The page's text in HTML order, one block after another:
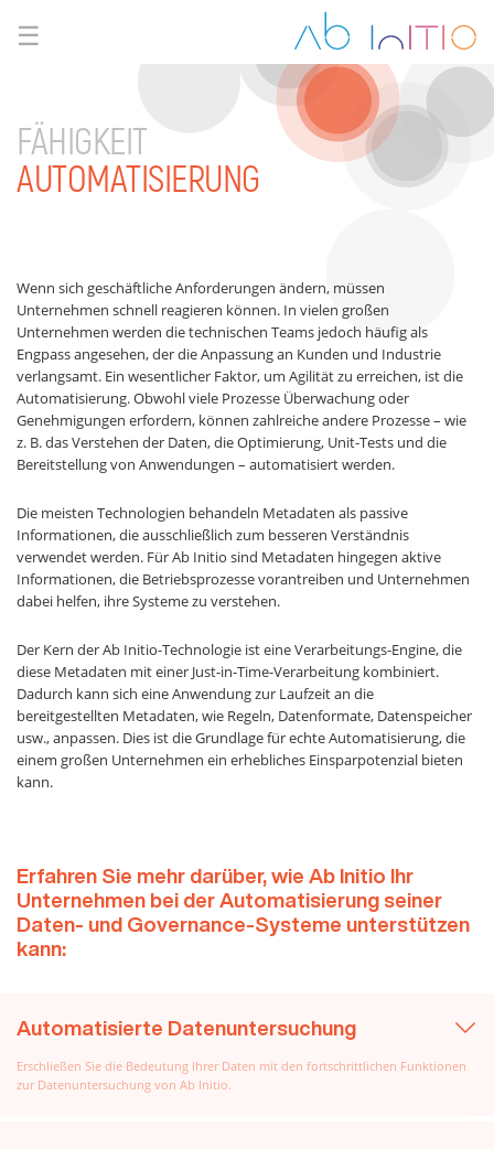
☰
FÄHIGKEIT
AUTOMATISIERUNG
Wenn sich geschäftliche Anforderungen ändern, müssen
Unternehmen schnell reagieren können. In vielen großen
Unternehmen werden die technischen Teams jedoch häufig als
Engpass angesehen, der die Anpassung an Kunden und Industrie
verlangsamt. Ein wesentlicher Faktor, um Agilität zu erreichen, ist die
Automatisierung. Obwohl viele Prozesse Überwachung oder
Genehmigungen erfordern, können zahlreiche andere Prozesse – wie
z. B. das Verstehen der Daten, die Optimierung, Unit-Tests und die
Bereitstellung von Anwendungen – automatisiert werden.
Die meisten Technologien behandeln Metadaten als passive
Informationen, die ausschließlich zum besseren Verständnis
verwendet werden. Für Ab Initio sind Metadaten hingegen aktive
Informationen, die Betriebsprozesse vorantreiben und Unternehmen
dabei helfen, ihre Systeme zu verstehen.
Der Kern der Ab Initio-Technologie ist eine Verarbeitungs-Engine, die
diese Metadaten mit einer Just-in-Time-Verarbeitung kombiniert.
Dadurch kann sich eine Anwendung zur Laufzeit an die
bereitgestellten Metadaten, wie Regeln, Datenformate, Datenspeicher
usw., anpassen. Dies ist die Grundlage für echte Automatisierung, die
einem großen Unternehmen ein erhebliches Einsparpotenzial bieten
kann.
Erfahren Sie mehr darüber, wie Ab Initio Ihr
Unternehmen bei der Automatisierung seiner
Daten- und Governance-Systeme unterstützen
kann:
Automatisierte Datenuntersuchung
Erschließen Sie die Bedeutung Ihrer Daten mit den fortschrittlichen Funktionen
zur Datenuntersuchung von Ab Initio.